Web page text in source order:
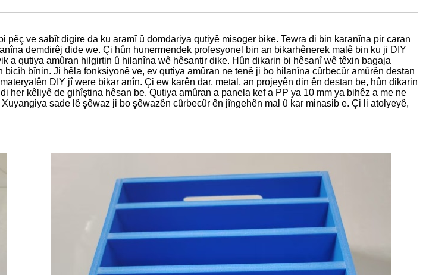
ve sabît digire da ku aramî û domdariya qutiyê misoger bike. Tewra di bin karanîna pir caran
demdirêj dide we. Çi hûn hunermendek profesyonel bin an bikarhênerek malê bin ku ji DIY
a qutiya amûran hilgirtin û hilanîna wê hêsantir dike. Hûn dikarin bi hêsanî wê têxin bagaja
bînin. Ji hêla fonksiyonê ve, ev qutiya amûran ne tenê ji bo hilanîna cûrbecûr amûrên destan
DIY jî were bikar anîn. Çi ew karên dar, metal, an projeyên din ên destan be, hûn dikarin
kêliyê de gihîştina hêsan be. Qutiya amûran a panela kef a PP ya 10 mm ya bihêz a me ne
sade lê şêwaz ji bo şêwazên cûrbecûr ên jîngehên mal û kar minasib e. Çi li atolyeyê,